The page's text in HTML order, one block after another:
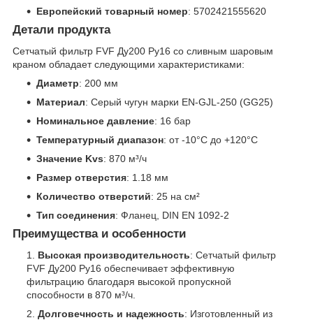
Европейский товарный номер: 5702421555620
Детали продукта
Сетчатый фильтр FVF Ду200 Ру16 со сливным шаровым
краном обладает следующими характеристиками:
Диаметр: 200 мм
Материал: Серый чугун марки EN-GJL-250 (GG25)
Номинальное давление: 16 бар
Температурный диапазон: от -10°C до +120°C
Значение Kvs: 870 м³/ч
Размер отверстия: 1.18 мм
Количество отверстий: 25 на см²
Тип соединения: Фланец, DIN EN 1092-2
Преимущества и особенности
Высокая производительность: Сетчатый фильтр
FVF Ду200 Ру16 обеспечивает эффективную
фильтрацию благодаря высокой пропускной
способности в 870 м³/ч.
Долговечность и надежность: Изготовленный из